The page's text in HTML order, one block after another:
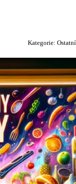
Kategorie: Ostatní